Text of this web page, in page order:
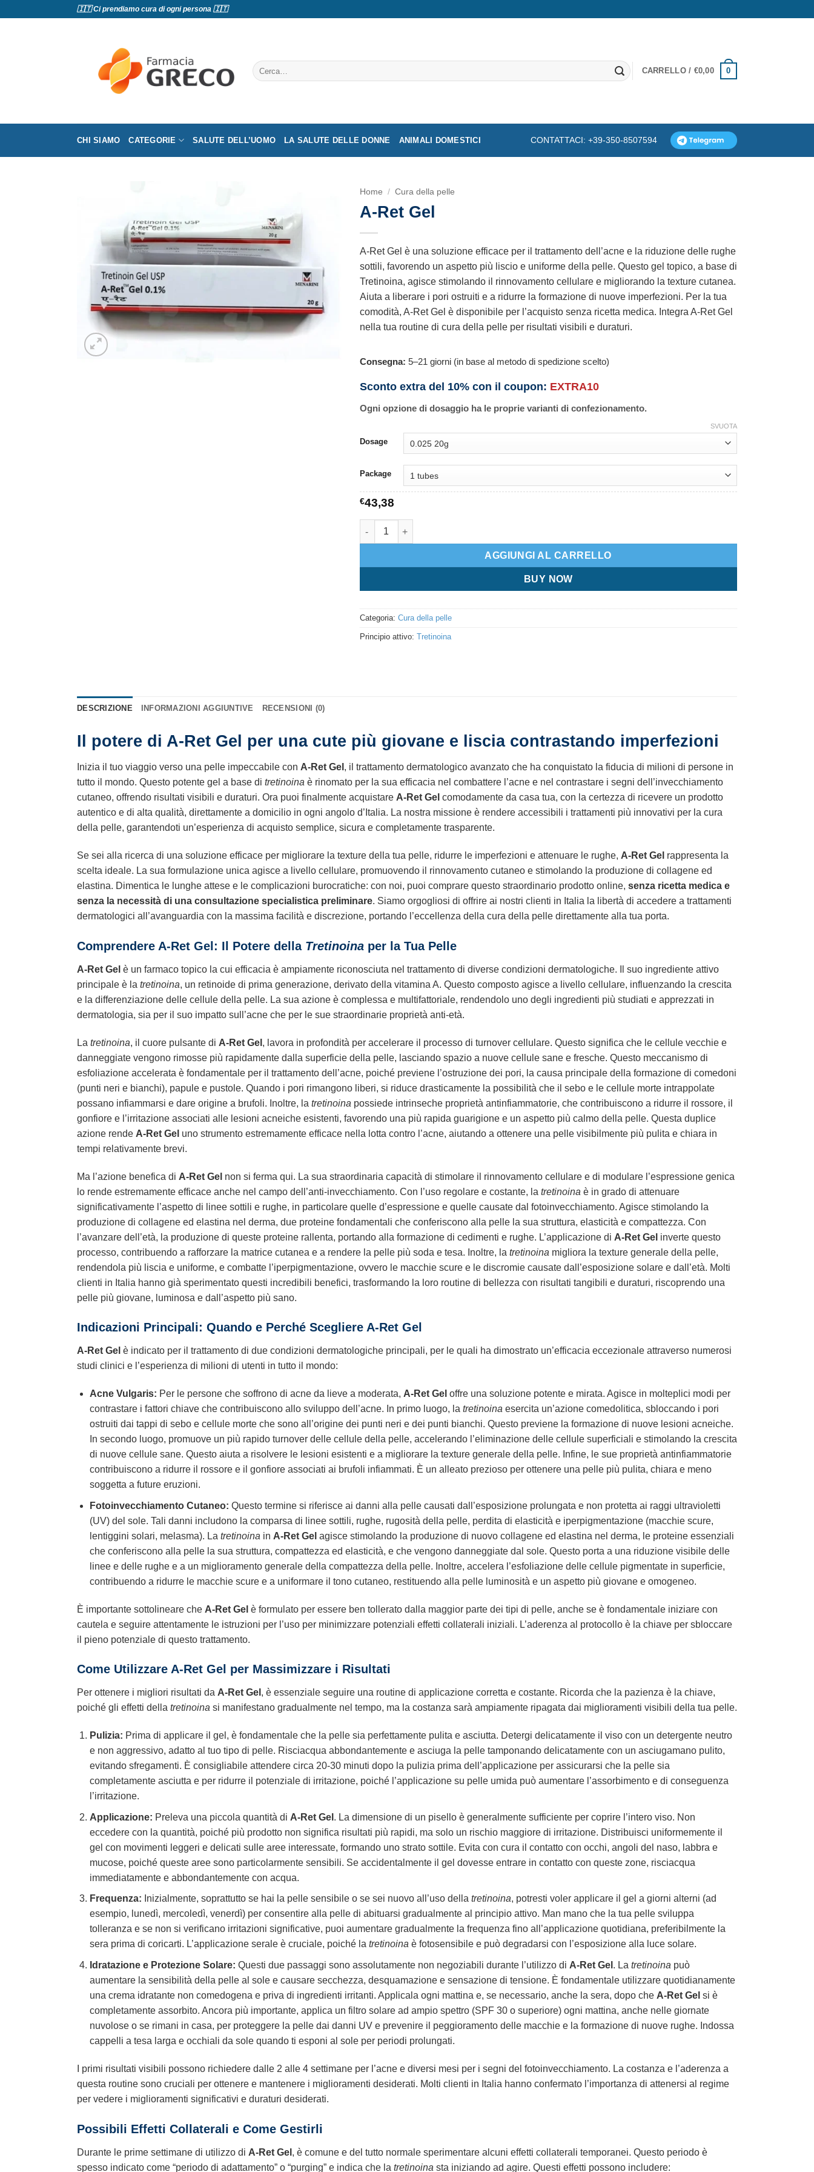
🇮🇹 Ci prendiamo cura di ogni persona 🇮🇹
Cerca:
CARRELLO / €0,00 0
CHI SIAMO CATEGORIE SALUTE DELL’UOMO LA SALUTE DELLE DONNE ANIMALI DOMESTICI CONTATTACI: +39-350-8507594
Home / Cura della pelle
A-Ret Gel
A-Ret Gel è una soluzione efficace per il trattamento dell’acne e la riduzione delle rughe
sottili, favorendo un aspetto più liscio e uniforme della pelle. Questo gel topico, a base di
Tretinoina, agisce stimolando il rinnovamento cellulare e migliorando la texture cutanea.
Aiuta a liberare i pori ostruiti e a ridurre la formazione di nuove imperfezioni. Per la tua
comodità, A-Ret Gel è disponibile per l’acquisto senza ricetta medica. Integra A-Ret Gel
nella tua routine di cura della pelle per risultati visibili e duraturi.
Consegna: 5–21 giorni (in base al metodo di spedizione scelto)
Sconto extra del 10% con il coupon: EXTRA10
Ogni opzione di dosaggio ha le proprie varianti di confezionamento.
Dosage
Package
SVUOTA
€43,38
A-Ret Gel quantità
AGGIUNGI AL CARRELLO
BUY NOW
Categoria: Cura della pelle
Principio attivo: Tretinoina
DESCRIZIONE INFORMAZIONI AGGIUNTIVE RECENSIONI (0)
Il potere di A-Ret Gel per una cute più giovane e liscia contrastando imperfezioni
Inizia il tuo viaggio verso una pelle impeccabile con A-Ret Gel , il trattamento dermatologico avanzato che ha conquistato la fiducia di milioni di persone in
tutto il mondo. Questo potente gel a base di tretinoina è rinomato per la sua efficacia nel combattere l’acne e nel contrastare i segni dell’invecchiamento
cutaneo, offrendo risultati visibili e duraturi. Ora puoi finalmente acquistare A-Ret Gel comodamente da casa tua, con la certezza di ricevere un prodotto
autentico e di alta qualità, direttamente a domicilio in ogni angolo d’Italia. La nostra missione è rendere accessibili i trattamenti più innovativi per la cura
della pelle, garantendoti un’esperienza di acquisto semplice, sicura e completamente trasparente.
Se sei alla ricerca di una soluzione efficace per migliorare la texture della tua pelle, ridurre le imperfezioni e attenuare le rughe, A-Ret Gel rappresenta la
scelta ideale. La sua formulazione unica agisce a livello cellulare, promuovendo il rinnovamento cutaneo e stimolando la produzione di collagene ed
elastina. Dimentica le lunghe attese e le complicazioni burocratiche: con noi, puoi comprare questo straordinario prodotto online, senza ricetta medica e
senza la necessità di una consultazione specialistica preliminare. Siamo orgogliosi di offrire ai nostri clienti in Italia la libertà di accedere a trattamenti
dermatologici all’avanguardia con la massima facilità e discrezione, portando l’eccellenza della cura della pelle direttamente alla tua porta.
Comprendere A-Ret Gel: Il Potere della Tretinoina per la Tua Pelle
A-Ret Gel è un farmaco topico la cui efficacia è ampiamente riconosciuta nel trattamento di diverse condizioni dermatologiche. Il suo ingrediente attivo
principale è la tretinoina, un retinoide di prima generazione, derivato della vitamina A. Questo composto agisce a livello cellulare, influenzando la crescita
e la differenziazione delle cellule della pelle. La sua azione è complessa e multifattoriale, rendendolo uno degli ingredienti più studiati e apprezzati in
dermatologia, sia per il suo impatto sull’acne che per le sue straordinarie proprietà anti-età.
La tretinoina, il cuore pulsante di A-Ret Gel , lavora in profondità per accelerare il processo di turnover cellulare. Questo significa che le cellule vecchie e
danneggiate vengono rimosse più rapidamente dalla superficie della pelle, lasciando spazio a nuove cellule sane e fresche. Questo meccanismo di
esfoliazione accelerata è fondamentale per il trattamento dell’acne, poiché previene l’ostruzione dei pori, la causa principale della formazione di comedoni
(punti neri e bianchi), papule e pustole. Quando i pori rimangono liberi, si riduce drasticamente la possibilità che il sebo e le cellule morte intrappolate
possano infiammarsi e dare origine a brufoli. Inoltre, la tretinoina possiede intrinseche proprietà antinfiammatorie, che contribuiscono a ridurre il rossore, il
gonfiore e l’irritazione associati alle lesioni acneiche esistenti, favorendo una più rapida guarigione e un aspetto più calmo della pelle. Questa duplice
azione rende A-Ret Gel uno strumento estremamente efficace nella lotta contro l’acne, aiutando a ottenere una pelle visibilmente più pulita e chiara in
tempi relativamente brevi.
Ma l’azione benefica di A-Ret Gel non si ferma qui. La sua straordinaria capacità di stimolare il rinnovamento cellulare e di modulare l’espressione genica
lo rende estremamente efficace anche nel campo dell’anti-invecchiamento. Con l’uso regolare e costante, la tretinoina è in grado di attenuare
significativamente l’aspetto di linee sottili e rughe, in particolare quelle d’espressione e quelle causate dal fotoinvecchiamento. Agisce stimolando la
produzione di collagene ed elastina nel derma, due proteine fondamentali che conferiscono alla pelle la sua struttura, elasticità e compattezza. Con
l’avanzare dell’età, la produzione di queste proteine rallenta, portando alla formazione di cedimenti e rughe. L’applicazione di A-Ret Gel inverte questo
processo, contribuendo a rafforzare la matrice cutanea e a rendere la pelle più soda e tesa. Inoltre, la tretinoina migliora la texture generale della pelle,
rendendola più liscia e uniforme, e combatte l’iperpigmentazione, ovvero le macchie scure e le discromie causate dall’esposizione solare e dall’età. Molti
clienti in Italia hanno già sperimentato questi incredibili benefici, trasformando la loro routine di bellezza con risultati tangibili e duraturi, riscoprendo una
pelle più giovane, luminosa e dall’aspetto più sano.
Indicazioni Principali: Quando e Perché Scegliere A-Ret Gel
A-Ret Gel è indicato per il trattamento di due condizioni dermatologiche principali, per le quali ha dimostrato un’efficacia eccezionale attraverso numerosi
studi clinici e l’esperienza di milioni di utenti in tutto il mondo:
Acne Vulgaris: Per le persone che soffrono di acne da lieve a moderata, A-Ret Gel offre una soluzione potente e mirata. Agisce in molteplici modi per
contrastare i fattori chiave che contribuiscono allo sviluppo dell’acne. In primo luogo, la tretinoina esercita un’azione comedolitica, sbloccando i pori
ostruiti dai tappi di sebo e cellule morte che sono all’origine dei punti neri e dei punti bianchi. Questo previene la formazione di nuove lesioni acneiche.
In secondo luogo, promuove un più rapido turnover delle cellule della pelle, accelerando l’eliminazione delle cellule superficiali e stimolando la crescita
di nuove cellule sane. Questo aiuta a risolvere le lesioni esistenti e a migliorare la texture generale della pelle. Infine, le sue proprietà antinfiammatorie
contribuiscono a ridurre il rossore e il gonfiore associati ai brufoli infiammati. È un alleato prezioso per ottenere una pelle più pulita, chiara e meno
soggetta a future eruzioni.
Fotoinvecchiamento Cutaneo: Questo termine si riferisce ai danni alla pelle causati dall’esposizione prolungata e non protetta ai raggi ultravioletti
(UV) del sole. Tali danni includono la comparsa di linee sottili, rughe, rugosità della pelle, perdita di elasticità e iperpigmentazione (macchie scure,
lentiggini solari, melasma). La tretinoina in A-Ret Gel agisce stimolando la produzione di nuovo collagene ed elastina nel derma, le proteine essenziali
che conferiscono alla pelle la sua struttura, compattezza ed elasticità, e che vengono danneggiate dal sole. Questo porta a una riduzione visibile delle
linee e delle rughe e a un miglioramento generale della compattezza della pelle. Inoltre, accelera l’esfoliazione delle cellule pigmentate in superficie,
contribuendo a ridurre le macchie scure e a uniformare il tono cutaneo, restituendo alla pelle luminosità e un aspetto più giovane e omogeneo.
È importante sottolineare che A-Ret Gel è formulato per essere ben tollerato dalla maggior parte dei tipi di pelle, anche se è fondamentale iniziare con
cautela e seguire attentamente le istruzioni per l’uso per minimizzare potenziali effetti collaterali iniziali. L’aderenza al protocollo è la chiave per sbloccare
il pieno potenziale di questo trattamento.
Come Utilizzare A-Ret Gel per Massimizzare i Risultati
Per ottenere i migliori risultati da A-Ret Gel , è essenziale seguire una routine di applicazione corretta e costante. Ricorda che la pazienza è la chiave,
poiché gli effetti della tretinoina si manifestano gradualmente nel tempo, ma la costanza sarà ampiamente ripagata dai miglioramenti visibili della tua pelle.
Pulizia: Prima di applicare il gel, è fondamentale che la pelle sia perfettamente pulita e asciutta. Detergi delicatamente il viso con un detergente neutro
e non aggressivo, adatto al tuo tipo di pelle. Risciacqua abbondantemente e asciuga la pelle tamponando delicatamente con un asciugamano pulito,
evitando sfregamenti. È consigliabile attendere circa 20-30 minuti dopo la pulizia prima dell’applicazione per assicurarsi che la pelle sia
completamente asciutta e per ridurre il potenziale di irritazione, poiché l’applicazione su pelle umida può aumentare l’assorbimento e di conseguenza
l’irritazione.
Applicazione: Preleva una piccola quantità di A-Ret Gel . La dimensione di un pisello è generalmente sufficiente per coprire l’intero viso. Non
eccedere con la quantità, poiché più prodotto non significa risultati più rapidi, ma solo un rischio maggiore di irritazione. Distribuisci uniformemente il
gel con movimenti leggeri e delicati sulle aree interessate, formando uno strato sottile. Evita con cura il contatto con occhi, angoli del naso, labbra e
mucose, poiché queste aree sono particolarmente sensibili. Se accidentalmente il gel dovesse entrare in contatto con queste zone, risciacqua
immediatamente e abbondantemente con acqua.
Frequenza: Inizialmente, soprattutto se hai la pelle sensibile o se sei nuovo all’uso della tretinoina, potresti voler applicare il gel a giorni alterni (ad
esempio, lunedì, mercoledì, venerdì) per consentire alla pelle di abituarsi gradualmente al principio attivo. Man mano che la tua pelle sviluppa
tolleranza e se non si verificano irritazioni significative, puoi aumentare gradualmente la frequenza fino all’applicazione quotidiana, preferibilmente la
sera prima di coricarti. L’applicazione serale è cruciale, poiché la tretinoina è fotosensibile e può degradarsi con l’esposizione alla luce solare.
Idratazione e Protezione Solare: Questi due passaggi sono assolutamente non negoziabili durante l’utilizzo di A-Ret Gel . La tretinoina può
aumentare la sensibilità della pelle al sole e causare secchezza, desquamazione e sensazione di tensione. È fondamentale utilizzare quotidianamente
una crema idratante non comedogena e priva di ingredienti irritanti. Applicala ogni mattina e, se necessario, anche la sera, dopo che A-Ret Gel si è
completamente assorbito. Ancora più importante, applica un filtro solare ad ampio spettro (SPF 30 o superiore) ogni mattina, anche nelle giornate
nuvolose o se rimani in casa, per proteggere la pelle dai danni UV e prevenire il peggioramento delle macchie e la formazione di nuove rughe. Indossa
cappelli a tesa larga e occhiali da sole quando ti esponi al sole per periodi prolungati.
I primi risultati visibili possono richiedere dalle 2 alle 4 settimane per l’acne e diversi mesi per i segni del fotoinvecchiamento. La costanza e l’aderenza a
questa routine sono cruciali per ottenere e mantenere i miglioramenti desiderati. Molti clienti in Italia hanno confermato l’importanza di attenersi al regime
per vedere i miglioramenti significativi e duraturi desiderati.
Possibili Effetti Collaterali e Come Gestirli
Durante le prime settimane di utilizzo di A-Ret Gel , è comune e del tutto normale sperimentare alcuni effetti collaterali temporanei. Questo periodo è
spesso indicato come “periodo di adattamento” o “purging” e indica che la tretinoina sta iniziando ad agire. Questi effetti possono includere: